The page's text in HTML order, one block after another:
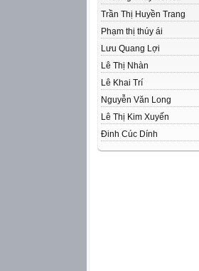
Trần Thị Huyền Trang
Phạm thị thúy ái
Lưu Quang Lợi
Lê Thị Nhàn
Lê Khai Trí
Nguyễn Văn Long
Lê Thị Kim Xuyến
Đinh Cúc Dính